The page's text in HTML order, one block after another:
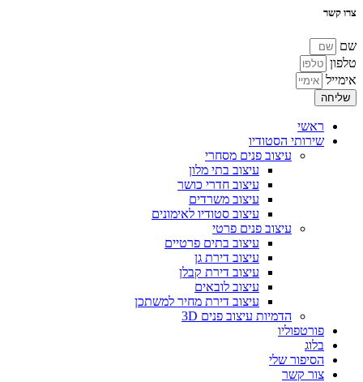
צרו קשר
שם
טלפון
אימייל
שליחה
ראשי
שירותי הסטודיו
עיצוב פנים מסחרי
עיצוב בתי מלון
עיצוב חדרי כושר
עיצוב משרדים
עיצוב סטודיו לאימונים
עיצוב פנים פרטי
עיצוב בתים פרטיים
עיצוב דירת גן
עיצוב דירת קבלן
עיצוב לובאים
עיצוב דירת מחיר למשתכן
הדמיות עיצוב פנים 3D
פורטפוליו
בלוג
הסיפור שלי
צור קשר